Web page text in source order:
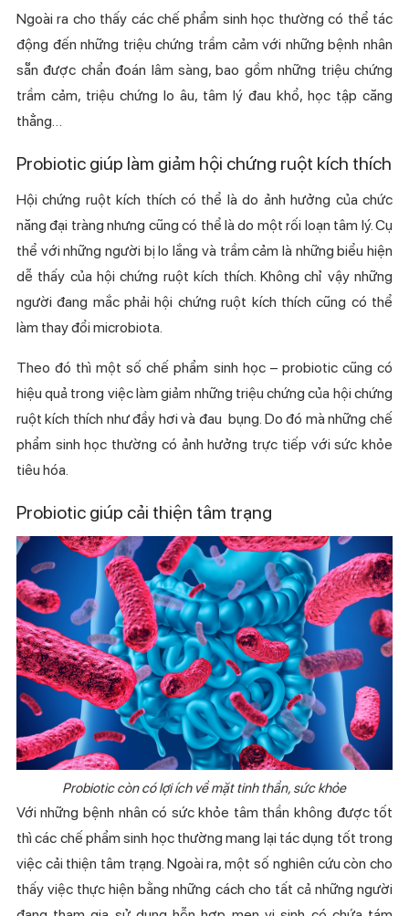
Ngoài ra cho thấy các chế phẩm sinh học thường có thể tác
động đến những triệu chứng trầm cảm với những bệnh nhân
sẵn được chẩn đoán lâm sàng, bao gồm những triệu chứng
trầm cảm, triệu chứng lo âu, tâm lý đau khổ, học tập căng
thẳng…
Probiotic giúp làm giảm hội chứng ruột kích thích
Hội chứng ruột kích thích có thể là do ảnh hưởng của chức
năng đại tràng nhưng cũng có thể là do một rối loạn tâm lý. Cụ
thể với những người bị lo lắng và trầm cảm là những biểu hiện
dễ thấy của hội chứng ruột kích thích. Không chỉ vậy những
người đang mắc phải hội chứng ruột kích thích cũng có thể
làm thay đổi microbiota.
Theo đó thì một số chế phẩm sinh học – probiotic cũng có
hiệu quả trong việc làm giảm những triệu chứng của hội chứng
ruột kích thích như đầy hơi và đau bụng. Do đó mà những chế
phẩm sinh học thường có ảnh hưởng trực tiếp với sức khỏe
tiêu hóa.
Probiotic giúp cải thiện tâm trạng
Probiotic còn có lợi ích về mặt tinh thần, sức khỏe
Với những bệnh nhân có sức khỏe tâm thần không được tốt
thì các chế phẩm sinh học thường mang lại tác dụng tốt trong
việc cải thiện tâm trạng. Ngoài ra, một số nghiên cứu còn cho
thấy việc thực hiện bằng những cách cho tất cả những người
✖ Đóng